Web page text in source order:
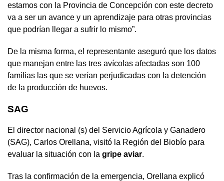
estamos con la Provincia de Concepción con este decreto
va a ser un avance y un aprendizaje para otras provincias
que podrían llegar a sufrir lo mismo”.
De la misma forma, el representante aseguró que los datos
que manejan entre las tres avícolas afectadas son 100
familias las que se verían perjudicadas con la detención
de la producción de huevos.
SAG
El director nacional (s) del Servicio Agrícola y Ganadero
(SAG), Carlos Orellana, visitó la Región del Biobío para
evaluar la situación con la gripe aviar.
Tras la confirmación de la emergencia, Orellana explicó